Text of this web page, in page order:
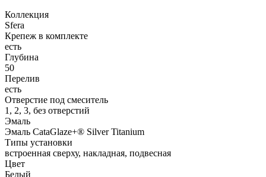
Коллекция
Sfera
Крепеж в комплекте
есть
Глубина
50
Перелив
есть
Отверстие под смеситель
1, 2, 3, без отверстий
Эмаль
Эмаль CataGlaze+® Silver Titanium
Типы установки
встроенная сверху, накладная, подвесная
Цвет
Белый